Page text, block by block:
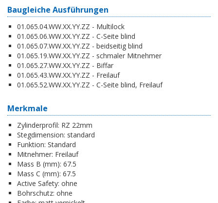
Baugleiche Ausführungen
01.065.04.WW.XX.YY.ZZ - Multilock
01.065.06.WW.XX.YY.ZZ - C-Seite blind
01.065.07.WW.XX.YY.ZZ - beidseitig blind
01.065.19.WW.XX.YY.ZZ - schmaler Mitnehmer
01.065.27.WW.XX.YY.ZZ - Biffar
01.065.43.WW.XX.YY.ZZ - Freilauf
01.065.52.WW.XX.YY.ZZ - C-Seite blind, Freilauf
Merkmale
Zylinderprofil: RZ 22mm
Stegdimension: standard
Funktion: Standard
Mitnehmer: Freilauf
Mass B (mm): 67.5
Mass C (mm): 67.5
Active Safety: ohne
Bohrschutz: ohne